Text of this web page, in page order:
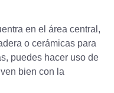
en el área central,
o cerámicas para
puedes hacer uso de
bien con la